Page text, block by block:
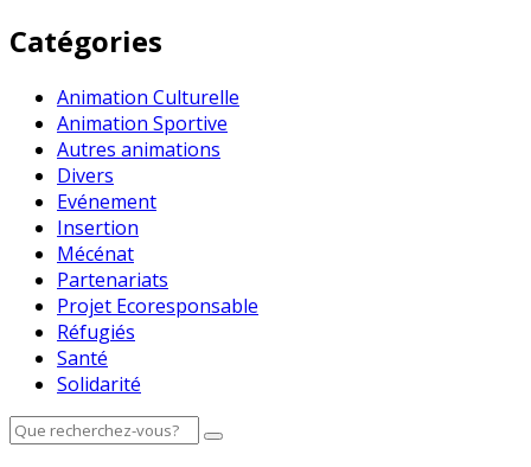
Catégories
Animation Culturelle
Animation Sportive
Autres animations
Divers
Evénement
Insertion
Mécénat
Partenariats
Projet Ecoresponsable
Réfugiés
Santé
Solidarité